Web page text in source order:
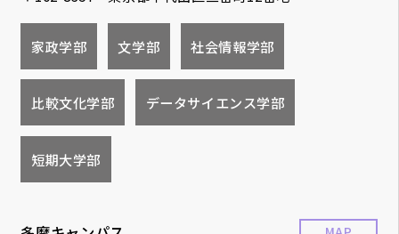
家政学部 文学部 社会情報学部
比較文化学部 データサイエンス学部
短期大学部